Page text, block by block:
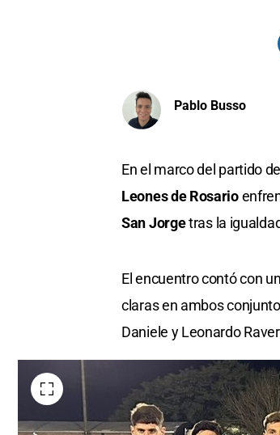
Pablo Busso
En el marco del partido
Leones de Rosario
San Jorgetras la
El encuentro contó con
claras en ambos
Daniele y Leonardo